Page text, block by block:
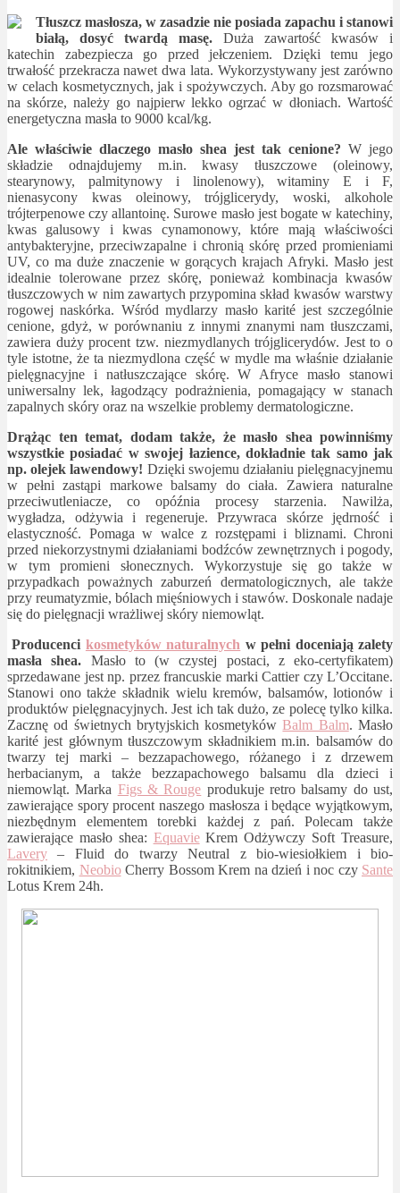
Tłuszcz masłosza, w zasadzie nie posiada zapachu i stanowi
białą, dosyć twardą masę. Duża zawartość kwasów i
katechin zabezpiecza go przed jełczeniem. Dzięki temu jego
trwałość przekracza nawet dwa lata. Wykorzystywany jest zarówno
w celach kosmetycznych, jak i spożywczych. Aby go rozsmarować
na skórze, należy go najpierw lekko ogrzać w dłoniach. Wartość
energetyczna masła to 9000 kcal/kg.
Ale właściwie dlaczego masło shea jest tak cenione? W jego
składzie odnajdujemy m.in. kwasy tłuszczowe (oleinowy,
stearynowy, palmitynowy i linolenowy), witaminy E i F,
nienasycony kwas oleinowy, trójglicerydy, woski, alkohole
trójterpenowe czy allantoinę. Surowe masło jest bogate w katechiny,
kwas galusowy i kwas cynamonowy, które mają właściwości
antybakteryjne, przeciwzapalne i chronią skórę przed promieniami
UV, co ma duże znaczenie w gorących krajach Afryki. Masło jest
idealnie tolerowane przez skórę, ponieważ kombinacja kwasów
tłuszczowych w nim zawartych przypomina skład kwasów warstwy
rogowej naskórka. Wśród mydlarzy masło karité jest szczególnie
cenione, gdyż, w porównaniu z innymi znanymi nam tłuszczami,
zawiera duży procent tzw. niezmydlanych trójglicerydów. Jest to o
tyle istotne, że ta niezmydlona część w mydle ma właśnie działanie
pielęgnacyjne i natłuszczające skórę. W Afryce masło stanowi
uniwersalny lek, łagodzący podrażnienia, pomagający w stanach
zapalnych skóry oraz na wszelkie problemy dermatologiczne.
Drążąc ten temat, dodam także, że masło shea powinniśmy
wszystkie posiadać w swojej łazience, dokładnie tak samo jak
np. olejek lawendowy! Dzięki swojemu działaniu pielęgnacyjnemu
w pełni zastąpi markowe balsamy do ciała. Zawiera naturalne
przeciwutleniacze, co opóźnia procesy starzenia. Nawilża,
wygładza, odżywia i regeneruje. Przywraca skórze jędrność i
elastyczność. Pomaga w walce z rozstępami i bliznami. Chroni
przed niekorzystnymi działaniami bodźców zewnętrznych i pogody,
w tym promieni słonecznych. Wykorzystuje się go także w
przypadkach poważnych zaburzeń dermatologicznych, ale także
przy reumatyzmie, bólach mięśniowych i stawów. Doskonale nadaje
się do pielęgnacji wrażliwej skóry niemowląt.
Producenci kosmetyków naturalnych w pełni doceniają zalety
masła shea. Masło to (w czystej postaci, z eko-certyfikatem)
sprzedawane jest np. przez francuskie marki Cattier czy L’Occitane.
Stanowi ono także składnik wielu kremów, balsamów, lotionów i
produktów pielęgnacyjnych. Jest ich tak dużo, ze polecę tylko kilka.
Zacznę od świetnych brytyjskich kosmetykówBalm Balm. Masło
karité jest głównym tłuszczowym składnikiem m.in. balsamów do
twarzy tej marki – bezzapachowego, różanego i z drzewem
herbacianym, a także bezzapachowego balsamu dla dzieci i
niemowląt. Marka Figs & Rouge produkuje retro balsamy do ust,
zawierające spory procent naszego masłosza i będące wyjątkowym,
niezbędnym elementem torebki każdej z pań. Polecam także
zawierające masło shea: EquavieKrem Odżywczy Soft Treasure,
Lavery – Fluid do twarzy Neutral z bio-wiesiołkiem i bio-
rokitnikiem, NeobioCherry Bossom Krem na dzień i noc czy Sante
Lotus Krem 24h.